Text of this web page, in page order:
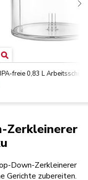
freie 0,83 L
Zerkleinerer
Down-Zerkleinerer
Gerichte zubereiten.